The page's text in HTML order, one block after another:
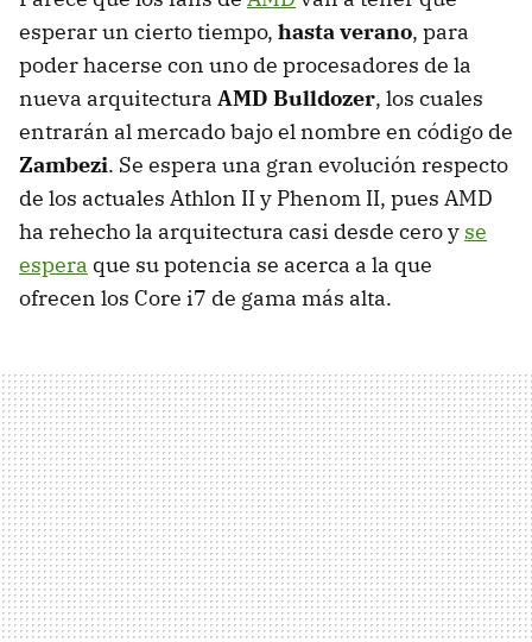
esperar un cierto tiempo, hasta verano, para
poder hacerse con uno de procesadores de la
nueva arquitectura AMD Bulldozer, los cuales
entrarán al mercado bajo el nombre en código de
Zambezi. Se espera una gran evolución respecto
de los actuales Athlon II y Phenom II, pues AMD
ha rehecho la arquitectura casi desde cero y se
espera que su potencia se acerca a la que
ofrecen los Core i7 de gama más alta.